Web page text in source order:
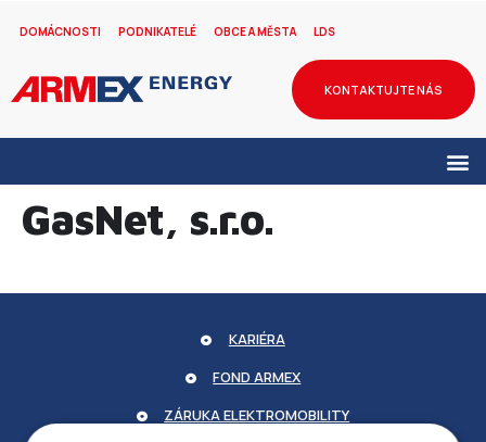
DOMÁCNOSTI PODNIKATELÉ OBCE A MĚSTA LDS
KONTAKTUJTE NÁS
GasNet, s.r.o.
KARIÉRA
FOND ARMEX
ZÁRUKA ELEKTROMOBILITY